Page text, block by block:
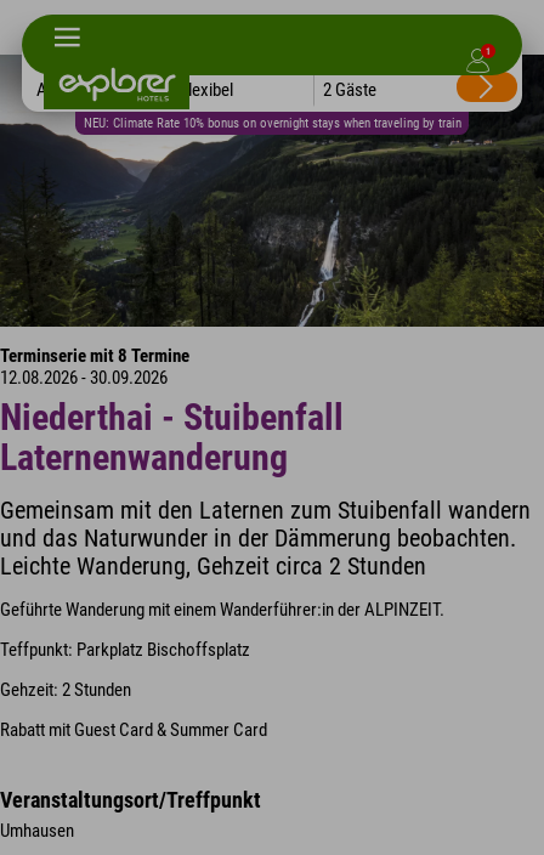
1
NEU: Climate Rate 10% bonus on overnight stays when traveling by train
Alle Hotels Flexibel 2 Gäste
Terminserie mit 8 Termine
12.08.2026 - 30.09.2026
Niederthai - Stuibenfall
Laternenwanderung
Gemeinsam mit den Laternen zum Stuibenfall wandern
und das Naturwunder in der Dämmerung beobachten.
Leichte Wanderung, Gehzeit circa 2 Stunden
Geführte Wanderung mit einem Wanderführer:in der ALPINZEIT.
Teffpunkt: Parkplatz Bischoffsplatz
Gehzeit: 2 Stunden
Rabatt mit Guest Card & Summer Card
Veranstaltungsort/Treffpunkt
Umhausen